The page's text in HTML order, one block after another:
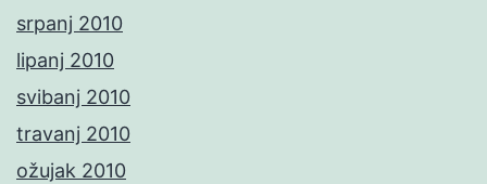
srpanj 2010
lipanj 2010
svibanj 2010
travanj 2010
ožujak 2010